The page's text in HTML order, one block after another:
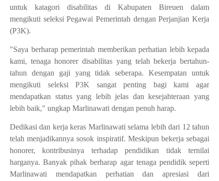
untuk katagori disabilitas di Kabupaten Bireuen dalam
mengikuti seleksi Pegawai Pemerintah dengan Perjanjian Kerja
(P3K).
"Saya berharap pemerintah memberikan perhatian lebih kepada
kami, tenaga honorer disabilitas yang telah bekerja bertahun-
tahun dengan gaji yang tidak seberapa. Kesempatan untuk
mengikuti seleksi P3K sangat penting bagi kami agar
mendapatkan status yang lebih jelas dan kesejahteraan yang
lebih baik," ungkap Marlinawati dengan penuh harap.
Dedikasi dan kerja keras Marlinawati selama lebih dari 12 tahun
telah menjadikannya sosok inspiratif. Meskipun bekerja sebagai
honorer, kontribusinya terhadap pendidikan tidak ternilai
harganya. Banyak pihak berharap agar tenaga pendidik seperti
Marlinawati mendapatkan perhatian dan apresiasi dari